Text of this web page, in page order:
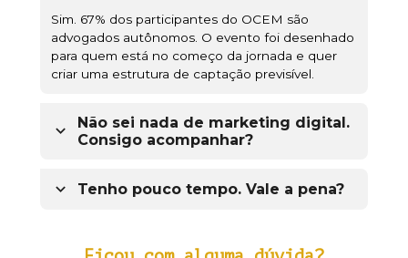
Sim. 67% dos participantes do OCEM são
advogados autônomos. O evento foi desenhado
para quem está no começo da jornada e quer
criar uma estrutura de captação previsível.
Não sei nada de marketing digital.
Consigo acompanhar?
que não têm nenhum conhecimento em
Tenho pouco tempo. Vale a pena?